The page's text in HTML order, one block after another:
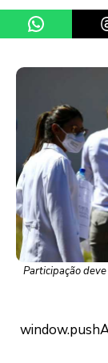
Share on
Participação